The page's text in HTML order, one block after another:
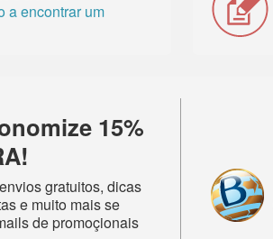
a encontrar um
15%
gratuitos, dicas
e muito mais se
de promoçionais